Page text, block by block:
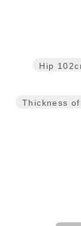
Thickness
Hip